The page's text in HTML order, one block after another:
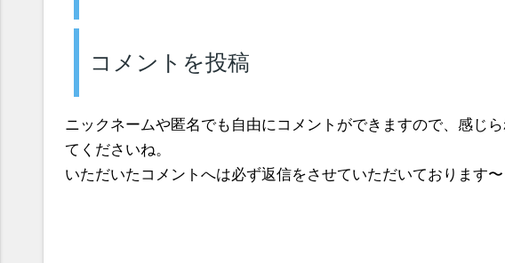
コメントを投稿
ニックネームや匿名でも自由にコメントができますので、感じ
てくださいね。
いただいたコメントへは必ず返信をさせていただいております〜